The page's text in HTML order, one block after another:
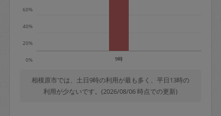
0%
20%
40%
60%
9時
相模原市では、土日9時の利用が最も多く、平日13時の
利用が少ないです。(2026/08/06 時点での更新)